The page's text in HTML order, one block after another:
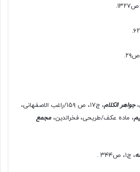
جواهر الکلام، ج۱۷، ص ۱۵۹/راغب الاصفهانی،
، ماده عکف/طریحی، فخرالدین،مجمع
، ج۱، ص۳۴۴ .